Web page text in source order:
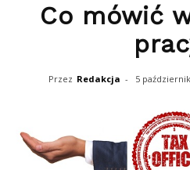
Co mówić
Przez Redakcja - 5